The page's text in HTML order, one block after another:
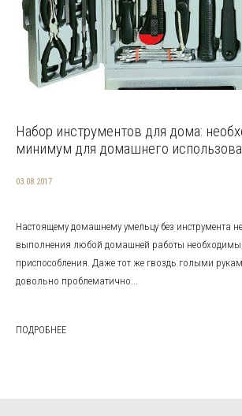
Набор инструментов для дома:
минимум для домашнего
03.08.2017
Настоящему домашнему умельцу без инструмента
выполнения любой домашней работы необходимы
приспособления. Даже тот же гвоздь голыми
довольно проблематично...
ПОДРОБНЕЕ